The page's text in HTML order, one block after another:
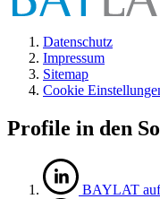
Datenschutz
Impressum
Sitemap
Cookie
Profile in den
BAYLAT